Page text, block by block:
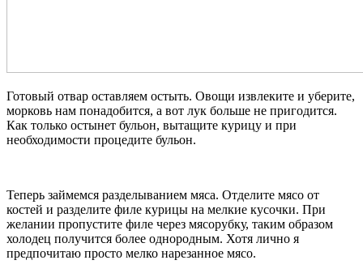
Готовый отвар оставляем остыть. Овощи извлеките и уберите,
морковь нам понадобится, а вот лук больше не пригодится.
Как только остынет бульон, вытащите курицу и при
необходимости процедите бульон.
Теперь займемся разделыванием мяса. Отделите мясо от
костей и разделите филе курицы на мелкие кусочки. При
желании пропустите филе через мясорубку, таким образом
холодец получится более однородным. Хотя лично я
предпочитаю просто мелко нарезанное мясо.